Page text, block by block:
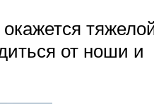
от ноши и